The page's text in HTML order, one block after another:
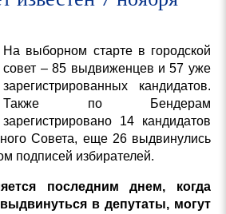
На выборном старте в городской
совет – 85 выдвиженцев и 57 уже
зарегистрированных кандидатов.
Также по Бендерам
зарегистрировано 14 кандидатов
Совета, еще 26 выдвинулись
подписей избирателей.
последним днем, когда
в депутаты, могут